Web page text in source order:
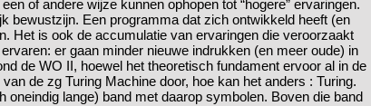
of andere wijze kunnen ophopen tot “hogere” ervaringen.
bewustzijn. Een programma dat zich ontwikkeld heeft (en
Het is ook de accumulatie van ervaringen die veroorzaakt
er gaan minder nieuwe indrukken (en meer oude) in
de WO II, hoewel het theoretisch fundament ervoor al in de
de zg Turing Machine door, hoe kan het anders : Turing.
oneindig lange) band met daarop symbolen. Boven die band